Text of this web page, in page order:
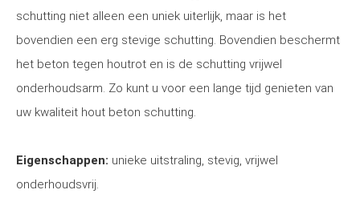
schutting niet alleen een uniek uiterlijk, maar is het
bovendien een erg stevige schutting. Bovendien beschermt
het beton tegen houtrot en is de schutting vrijwel
onderhoudsarm. Zo kunt u voor een lange tijd genieten van
uw kwaliteit hout beton schutting.
Eigenschappen: unieke uitstraling, stevig, vrijwel
onderhoudsvrij.